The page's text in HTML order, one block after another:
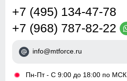
+7 (495) 134-47-78
+7 (968) 787-82-22
info@mtforce.ru
• Пн-Пт - С 9:00 до 18:00 по МСК